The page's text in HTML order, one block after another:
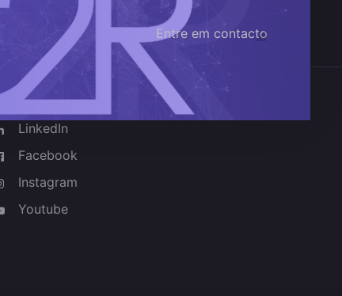
Entre em contacto
Redes sociais
LinkedIn
Facebook
Instagram
Youtube